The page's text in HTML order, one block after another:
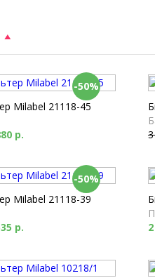
-50%
Milabel 21118-45
р.
-50%
Milabel 21118-39
р.